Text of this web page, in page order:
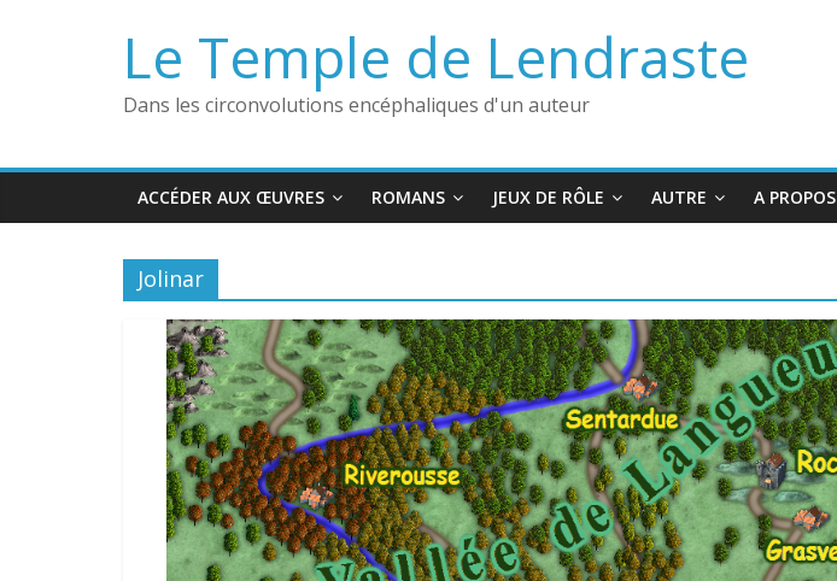
Le Temple de Lendraste
Dans les circonvolutions encéphaliques d'un auteur
ACCÉDER AUX ŒUVRES ROMANS JEUX DE RÔLE AUTRE A PROPOS
Jolinar